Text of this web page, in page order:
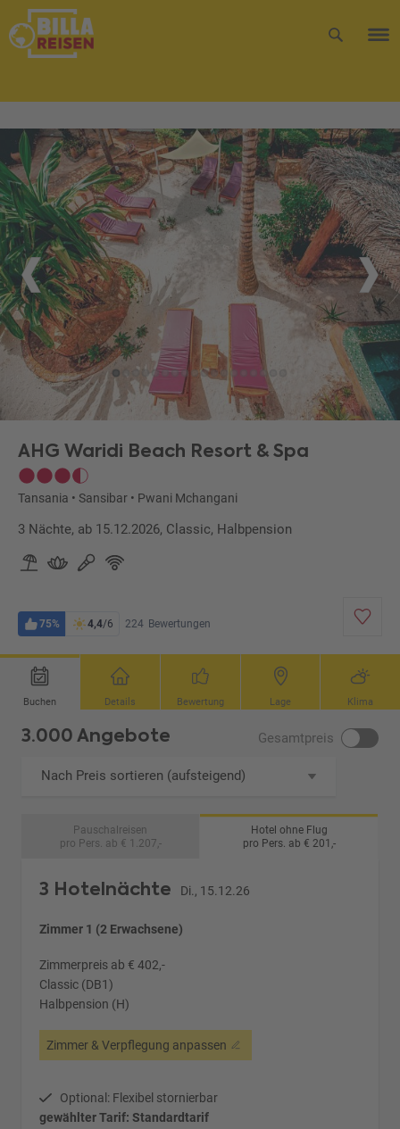
AHG Waridi Beach Resort & Spa
Tansania • Sansibar • Pwani Mchangani
3 Nächte, ab 15.12.2026, Classic, Halbpension
75% 4,4/6 224 Bewertungen
Buchen Details Bewertung Lage Klima
3.000 Angebote Gesamtpreis
Nach Preis sortieren (aufsteigend)
Pauschalreisen
pro Pers. ab € 1.207,-
Hotel ohne Flug
pro Pers. ab € 201,-
3 Hotelnächte Di., 15.12.26
Zimmer 1 (2 Erwachsene)
Zimmerpreis ab € 402,-
Classic (DB1)
Halbpension (H)
Zimmer & Verpflegung anpassen
Optional: Flexibel stornierbar
gewählter Tarif: Standardtarif